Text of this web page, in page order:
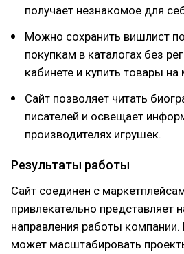
получает незнакомое для
Можно сохранить вишлист
покупкам в каталогах без
кабинете и купить товары на
Сайт позволяет читать
писателей и освещает
производителях игрушек.
Результаты работы
Сайт соединен с
привлекательно представляет
направления работы
может масштабировать